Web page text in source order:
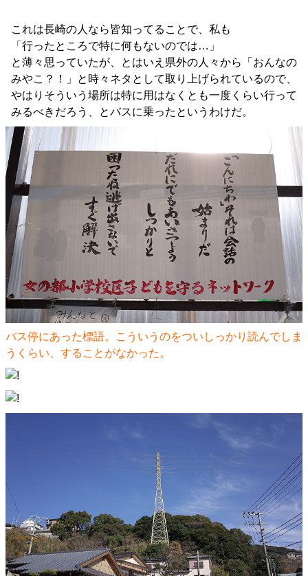
これは長崎の人なら皆知ってることで、私も
「行ったところで特に何もないのでは…」
と薄々思っていたが、とはいえ県外の人々から「おんなの
みやこ？！」と時々ネタとして取り上げられているので、
やはりそういう場所は特に用はなくとも一度くらい行って
みるべきだろう、とバスに乗ったというわけだ。
バス停にあった標語。こういうのをついしっかり読んでしま
うくらい、することがなかった。